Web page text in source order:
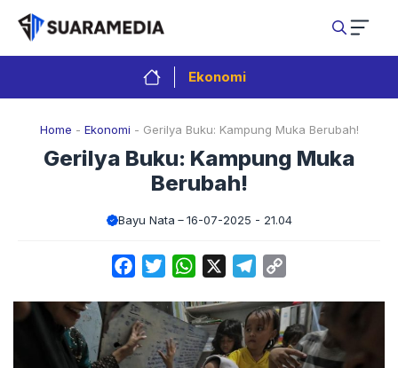
Langsung
isi
Ekonomi
Home - Ekonomi - Gerilya Buku: Kampung Muka Berubah!
Gerilya Buku: Kampung Muka
Berubah!
Bayu Nata 16-07-2025 - 21.04
FacebookTwitterWhatsApp Telegram